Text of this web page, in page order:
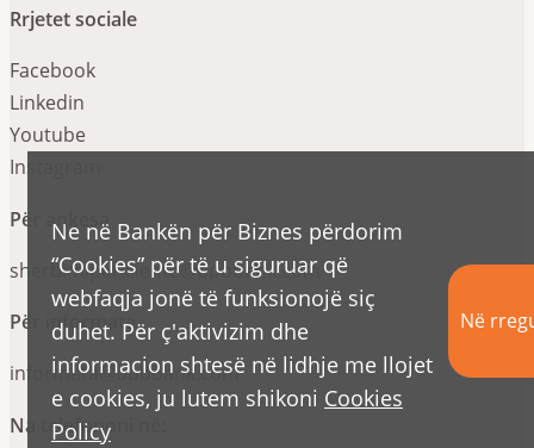
Rrjetet sociale
Facebook
Linkedin
Youtube
Instagram
Për ankesa
sherbimiperkliente@bpbbank.com
Për informata
informata@bpbbank.com
Na telefononi në:
Ne në Bankën për Biznes përdorim
“Cookies” për të u siguruar që
webfaqja jonë të funksionojë siç
duhet. Për ç'aktivizim dhe
informacion shtesë në lidhje me llojet
e cookies, ju lutem shikoni Cookies
Policy
Në